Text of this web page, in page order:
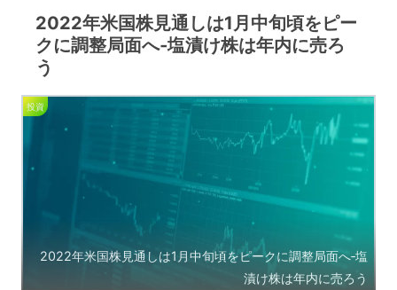
2022年米国株見通しは1月中旬頃をピー
クに調整局面へ‐塩漬け株は年内に売ろ
う
投資
2022年米国株見通しは1月中旬頃をピークに調整局面へ‐塩
漬け株は年内に売ろう